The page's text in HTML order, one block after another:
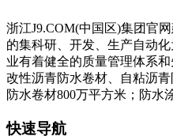
浙江J9.COM(中国区)集团官
的集科研、开发、生产自动
业有着健全的质量管理体系
改性沥青防水卷材、自粘沥
防水卷材800万平方米；防水
快速导航